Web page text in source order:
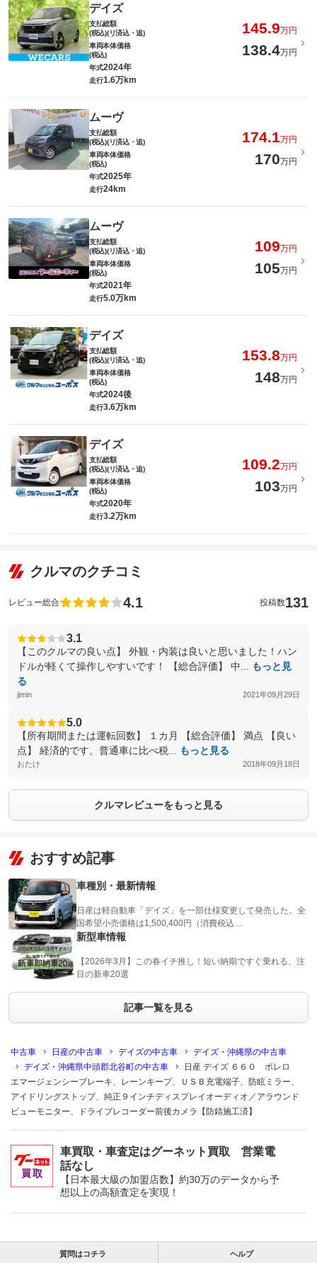
デイズ
支払総額
(税込)(リ済込・追)
145.9万円
車両本体価格
(税込)
138.4万円
年式2024年
走行1.6万km
ムーヴ
支払総額
(税込)(リ済込・追)
174.1万円
車両本体価格
(税込)
170万円
年式2025年
走行24km
ムーヴ
支払総額
(税込)(リ済込・追)
109万円
車両本体価格
(税込)
105万円
年式2021年
走行5.0万km
デイズ
支払総額
(税込)(リ済込・追)
153.8万円
車両本体価格
(税込)
148万円
年式2024後
走行3.6万km
デイズ
支払総額
(税込)(リ済込・追)
109.2万円
車両本体価格
(税込)
103万円
年式2020年
走行3.2万km
クルマのクチコミ
レビュー総合 4.1 投稿数131
3.1
【このクルマの良い点】 外観・内装は良いと思いました！ハン
ドルが軽くて操作しやすいです！ 【総合評価】 中...
もっと見
る
jimin 2021年09月29日
5.0
【所有期間または運転回数】 １カ月 【総合評価】 満点 【良い
点】 経済的です。普通車に比べ税...
もっと見る
おたけ 2018年09月18日
クルマレビューをもっと見る
おすすめ記事
車種別・最新情報
日産は軽自動車「デイズ」を一部仕様変更して発売した。全
国希望小売価格は1,500,400円（消費税込…
新型車情報
【2026年3月】この春イチ推し！短い納期ですぐ乗れる、注
目の新車20選
記事一覧を見る
中古車 日産の中古車 デイズの中古車
デイズ・沖縄県の中古車
デイズ・沖縄県中頭郡北谷町の中古車
日産 デイズ ６６０ ボレロ
エマージェンシーブレーキ、レーンキープ、ＵＳＢ充電端子、防眩ミラー、
アイドリングストップ、純正９インチディスプレイオーディオ／アラウンド
ビューモニター、ドライブレコーダー前後カメラ【防錆施工済】
車買取・車査定はグーネット買取 営業電
話なし
【日本最大級の加盟店数】約30万のデータから予
想以上の高額査定を実現！
質問はコチラ ヘルプ